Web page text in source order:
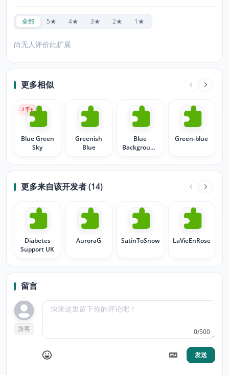
全部 5★ 4★ 3★ 2★ 1★
尚无人评价此扩展
更多相似
Blue Green
Sky
2千+
Greenish
Blue
Blue
Background
Tab
Green-blue
更多来自该开发者 (14)
Diabetes
Support UK
AuroraG SatinToSnow02 LaVieEnRose
留言
游客 0/500
发送